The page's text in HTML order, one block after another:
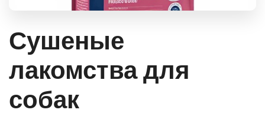
Сушеные
лакомства для
собак